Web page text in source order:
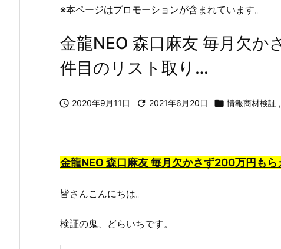
※本ページはプロモーションが含まれています。
金龍NEO 森口麻友 毎月欠
件目のリスト取り…
 2020年9月11日  2021年6月20日  情報商材検証 ,
金龍NEO 森口麻友 毎月欠かさず200万円も
皆さんこんにちは。
検証の鬼、どらいちです。